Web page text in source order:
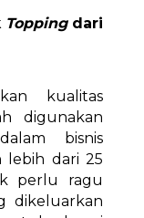
Topping dari
kualitas
digunakan
bisnis
lebih dari 25
perlu ragu
dikeluarkan